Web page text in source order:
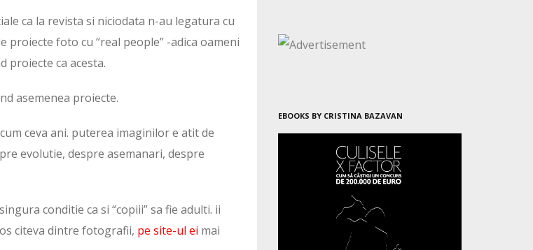
ca la revista si niciodata n-au legatura cu
proiecte foto cu “real people” -adica oameni
proiecte ca acesta.
asemenea proiecte.
ceva ani. puterea imaginilor e atit de
evolutie, despre asemanari, despre
conditie ca si “copiii” sa fie adulti. ii
citeva dintre fotografii, pe site-ul ei mai
EBOOKS BY CRISTINA BAZAVAN